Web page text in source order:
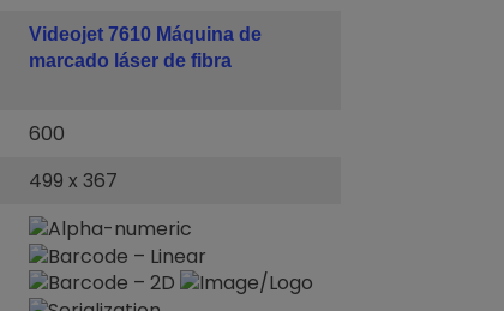
Videojet 7610 Máquina de
marcado láser de fibra
600
499 x 367